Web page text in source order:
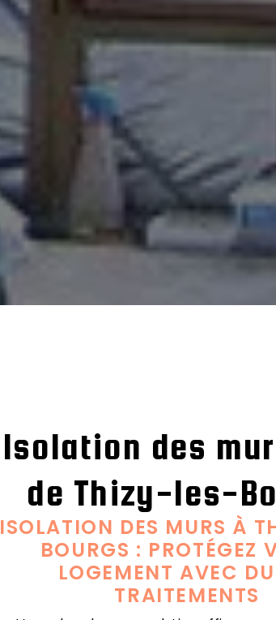
Isolation des
de Thizy-les-
ISOLATION DES MURS À
BOURGS : PROTÉGEZ
LOGEMENT AVEC
TRAITEMENTS